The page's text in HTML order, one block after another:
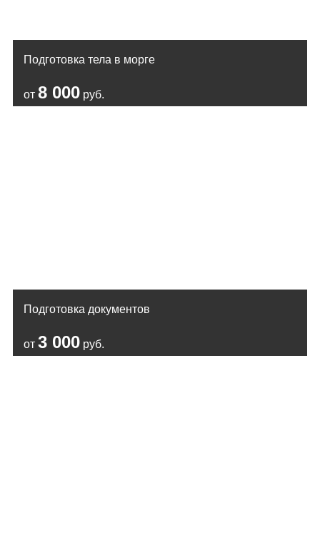
Подготовка тела в морге
от 8 000 руб.
Подготовка документов
от 3 000 руб.